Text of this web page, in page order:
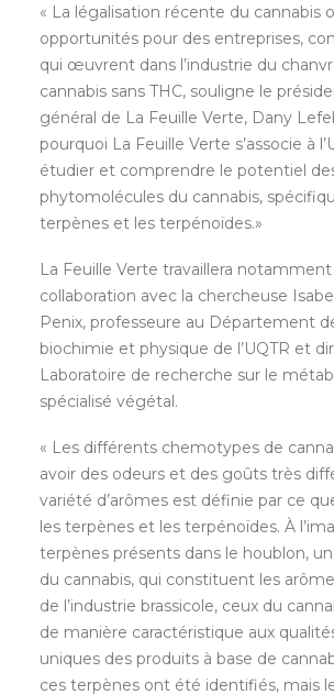
« La légalisation récente du cannabis
opportunités pour des entreprises,
qui œuvrent dans l’industrie du
cannabis sans THC, souligne le
général de La Feuille Verte, Dany
pourquoi La Feuille Verte s’associe à
étudier et comprendre le potentiel
phytomolécules du cannabis,
terpènes et les terpénoïdes.»
La Feuille Verte travaillera
collaboration avec la chercheuse
Penix, professeure au Département
biochimie et physique de l’UQTR et
Laboratoire de recherche sur le
spécialisé végétal.
« Les différents chemotypes de
avoir des odeurs et des goûts très
variété d’arômes est définie par ce
les terpènes et les terpénoïdes. À
terpènes présents dans le houblon,
du cannabis, qui constituent les
de l’industrie brassicole, ceux du
de manière caractéristique aux
uniques des produits à base de
ces terpènes ont été identifiés, mais